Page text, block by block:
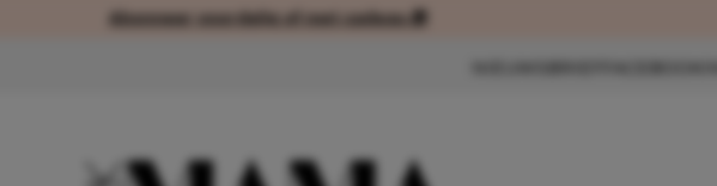
Abonneer voordelig of met cadeau 🎁Abonneer voordelig of met cadeau 🎁